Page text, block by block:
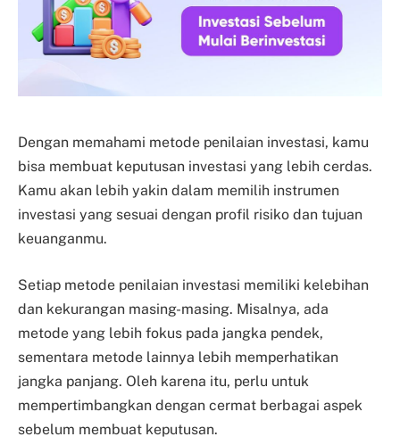
Dengan memahami metode penilaian investasi, kamu
bisa membuat keputusan investasi yang lebih cerdas.
Kamu akan lebih yakin dalam memilih instrumen
investasi yang sesuai dengan profil risiko dan tujuan
keuanganmu.
Setiap metode penilaian investasi memiliki kelebihan
dan kekurangan masing-masing. Misalnya, ada
metode yang lebih fokus pada jangka pendek,
sementara metode lainnya lebih memperhatikan
jangka panjang. Oleh karena itu, perlu untuk
mempertimbangkan dengan cermat berbagai aspek
sebelum membuat keputusan.